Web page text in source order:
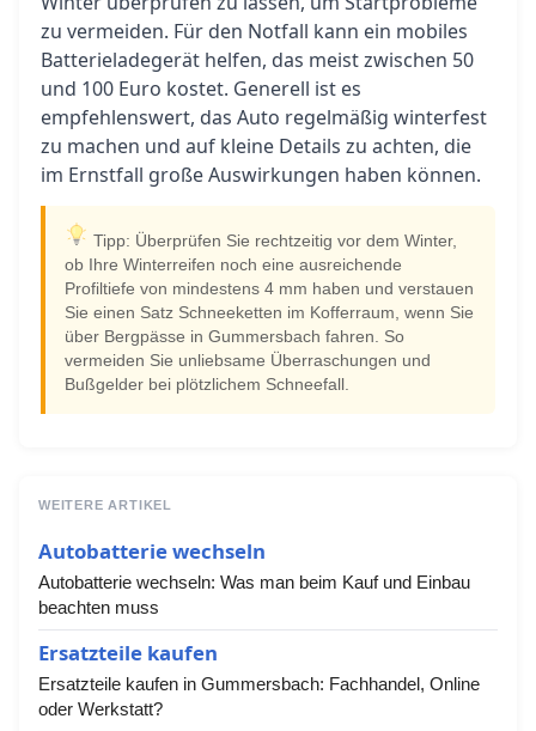
zu vermeiden. Für den Notfall kann ein mobiles
Batterieladegerät helfen, das meist zwischen 50
und 100 Euro kostet. Generell ist es
empfehlenswert, das Auto regelmäßig winterfest
zu machen und auf kleine Details zu achten, die
im Ernstfall große Auswirkungen haben können.
Tipp: Überprüfen Sie rechtzeitig vor dem Winter,
ob Ihre Winterreifen noch eine ausreichende
Profiltiefe von mindestens 4 mm haben und verstauen
Sie einen Satz Schneeketten im Kofferraum, wenn Sie
über Bergpässe in Gummersbach fahren. So
vermeiden Sie unliebsame Überraschungen und
Bußgelder bei plötzlichem Schneefall.
WEITERE ARTIKEL
Autobatterie wechseln
Autobatterie wechseln: Was man beim Kauf und Einbau
beachten muss
Ersatzteile kaufen
Ersatzteile kaufen in Gummersbach: Fachhandel, Online
oder Werkstatt?